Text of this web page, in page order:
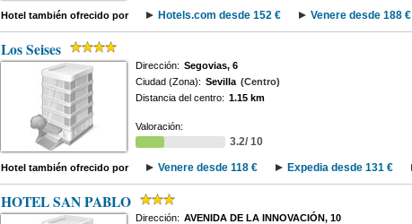
Hotel también ofrecido por Hotels.com desde 152 € Venere desde 188 €
Los Seises
Dirección: Segovias, 6
Ciudad (Zona): Sevilla (Centro)
Distancia del centro: 1.15 km
Valoración:
3.2/ 10
Hotel también ofrecido por Venere desde 118 € Expedia desde 131 €
HOTEL SAN PABLO
Dirección: AVENIDA DE LA INNOVACIÓN, 10